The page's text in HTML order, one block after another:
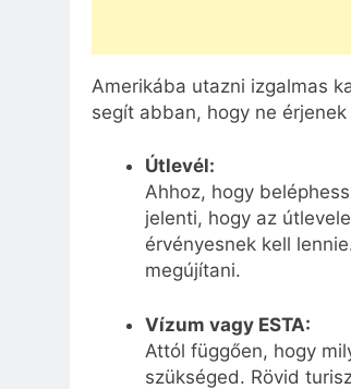
Amerikába utazni izgalmas
segít abban, hogy ne
Útlevél:
Ahhoz, hogy
jelenti, hogy az
érvényesnek kell
megújítani.
Vízum vagy ESTA:
Attól függően, hogy
szükséged. Rövid